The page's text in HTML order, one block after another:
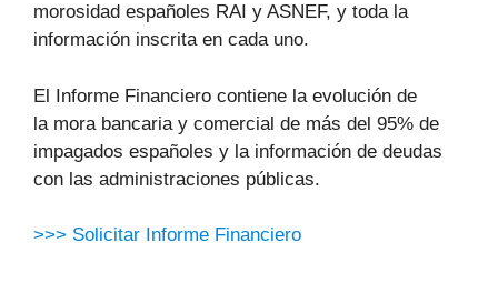
morosidad españoles RAI y ASNEF, y toda la
información inscrita en cada uno.
El Informe Financiero contiene la evolución de
la mora bancaria y comercial de más del 95% de
impagados españoles y la información de deudas
con las administraciones públicas.
>>> Solicitar Informe Financiero